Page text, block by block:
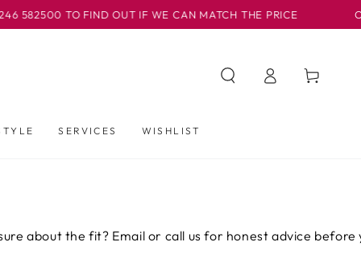
FIND OUT IF WE CAN MATCH THE PRICE OUR
SERVICES WISHLIST
Iniciar
sesión
Carrito
fit? Email or call us for honest advice before you buy.